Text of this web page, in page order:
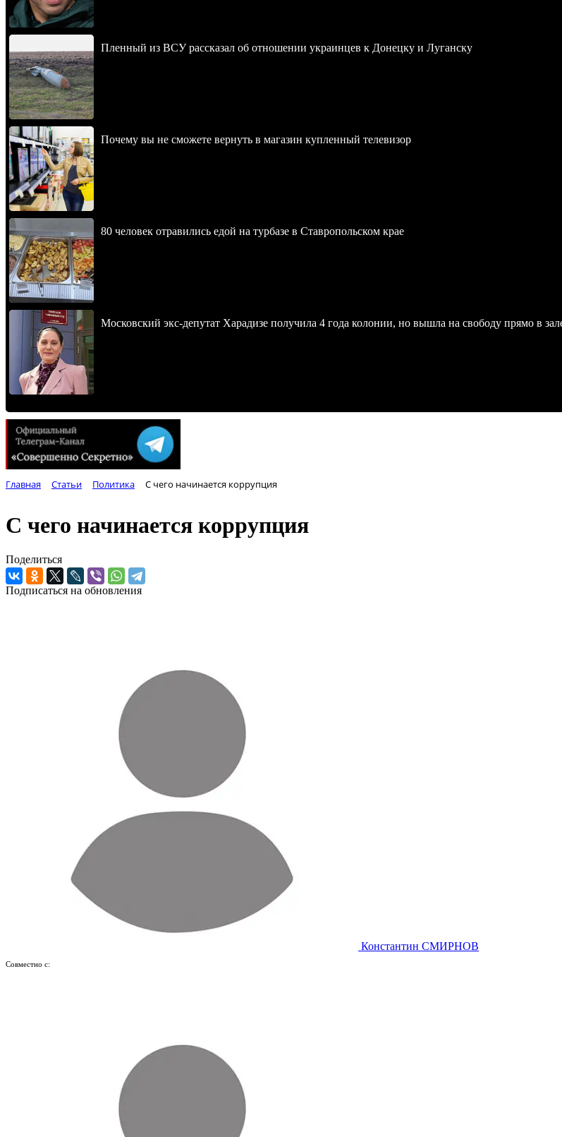
Пленный из ВСУ рассказал об отношении украинцев к Донецку и Луганску
Почему вы не сможете вернуть в магазин купленный телевизор
80 человек отравились едой на турбазе в Ставропольском крае
Московский экс-депутат Харадизе получила 4 года колонии, но вышла на свободу прямо в
Главная Статьи Политика С чего начинается коррупция
С чего начинается коррупция
Поделиться
Подписаться на обновления
Константин СМИРНОВ
Совместно с: